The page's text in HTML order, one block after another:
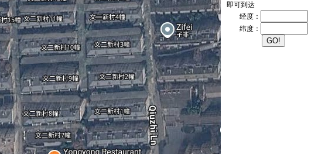
即可到达
经度：
纬度：